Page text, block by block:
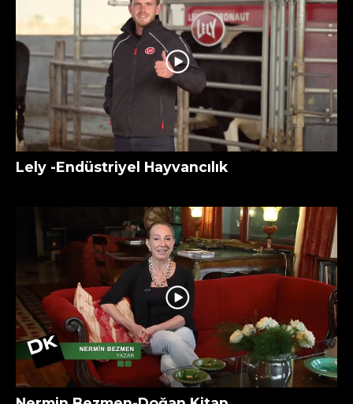
Lely -Endüstriyel Hayvancılık